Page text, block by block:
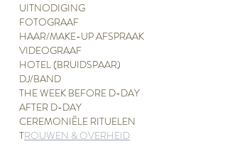
UITNODIGING
FOTOGRAAF
HAAR/MAKE-UP AFSPRAAK
VIDEOGRAAF
HOTEL (BRUIDSPAAR)
DJ/BAND
THE WEEK BEFORE D-DAY
AFTER D-DAY
CEREMONIËLE RITUELEN
TROUWEN & OVERHEID